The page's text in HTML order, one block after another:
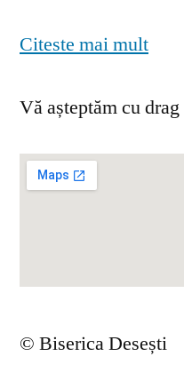
Citeste mai mult
Vă așteptăm cu
© Biserica Desești